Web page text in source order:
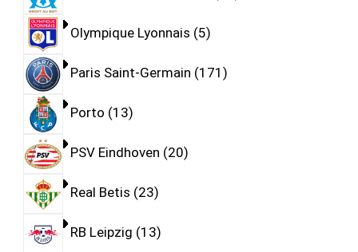
Olympique Lyonnais 5
Paris Saint-Germain 171
Porto 13
PSV Eindhoven 20
Real Betis 23
RB Leipzig 13